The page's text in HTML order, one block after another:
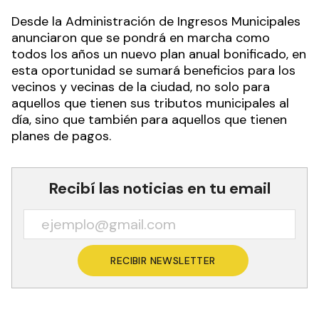
Desde la Administración de Ingresos Municipales
anunciaron que se pondrá en marcha como
todos los años un nuevo plan anual bonificado, en
esta oportunidad se sumará beneficios para los
vecinos y vecinas de la ciudad, no solo para
aquellos que tienen sus tributos municipales al
día, sino que también para aquellos que tienen
planes de pagos.
Recibí las noticias en tu email
RECIBIR NEWSLETTER